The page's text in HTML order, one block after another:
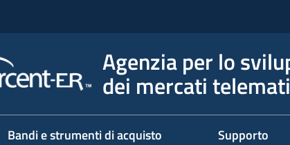
Agenzia per lo
dei mercati
Bandi e strumenti di acquisto Supporto